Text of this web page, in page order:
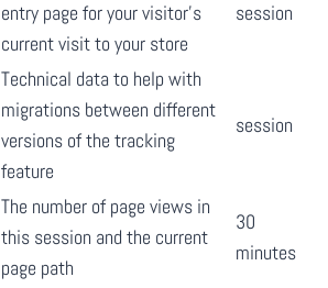
entry page for your visitor’s
current visit to your store
session
Technical data to help with
migrations between different
versions of the tracking
feature
session
The number of page views in
this session and the current
page path
30
minutes